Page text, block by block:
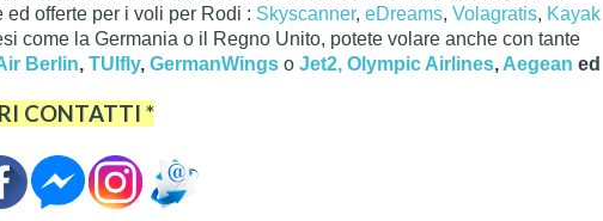
ed offerte per i voli per Rodi : Skyscanner, eDreams, Volagratis, Kayak
come la Germania o il Regno Unito, potete volare anche con tante
Berlin, TUIfly, GermanWings o Jet2, Olympic Airlines, Aegean ed
CONTATTI *